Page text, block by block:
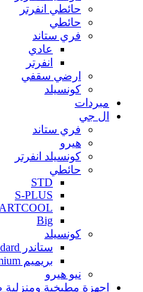
حائطي انفرتر
حائطي
فري ستاند
عادي
انفرتر
ارضي سقفي
كونسيلد
مبردات
ال جي
فري ستاند
هيرو
كونسيلد انفرتر
حائطي
STD
S-PLUS
ARTCOOL
Big
كونسيلد
ستاندر standard
بريميم Premium
نيو هيرو
اجهزة مطبخية